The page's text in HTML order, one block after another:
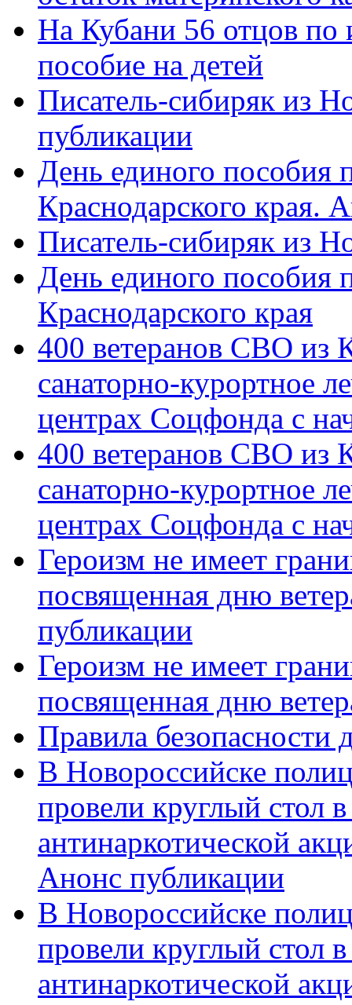
На Кубани 56 отцов по
пособие на детей
Писатель-сибиряк из
публикации
День единого пособия
Краснодарского края.
Писатель-сибиряк из
День единого пособия
Краснодарского края
400 ветеранов СВО из
санаторно-курортное
центрах Соцфонда с
400 ветеранов СВО из
санаторно-курортное
центрах Соцфонда с
Героизм не имеет
посвященная дню
публикации
Героизм не имеет
посвященная дню
Правила безопасности
В Новороссийске
провели круглый стол
антинаркотической
Анонс публикации
В Новороссийске
провели круглый стол
антинаркотической